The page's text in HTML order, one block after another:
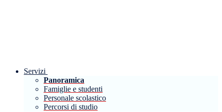
Servizi
Panoramica
Famiglie e studenti
Personale scolastico
Percorsi di studio